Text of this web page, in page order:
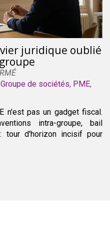
juridique oublié
Groupe de sociétés, PME,
n'est pas un gadget fiscal.
intra-groupe, bail
tour d'horizon incisif pour